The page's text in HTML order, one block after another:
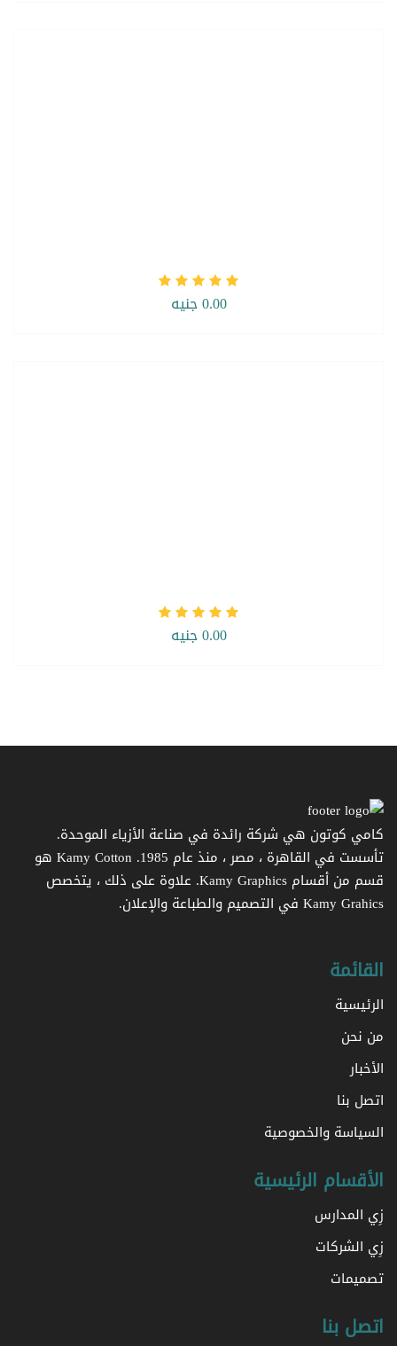
0.00 جنيه
0.00 جنيه
كامي كوتون هي شركة رائدة في صناعة الأزياء الموحدة.
تأسست في القاهرة ، مصر ، منذ عام 1985. Kamy Cotton هو
قسم من أقسام Kamy Graphics. علاوة على ذلك ، يتخصص
Kamy Grahics في التصميم والطباعة والإعلان.
القائمة
الرئيسية
من نحن
الأخبار
اتصل بنا
السياسة والخصوصية
الأقسام الرئيسية
زِي المدارس
زِي الشركات
تصميمات
اتصل بنا